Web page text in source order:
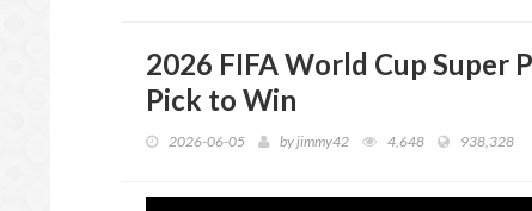
2026 FIFA World Cup Super
Pick to Win
2026-06-05 byjimmy42 4,648 938,328